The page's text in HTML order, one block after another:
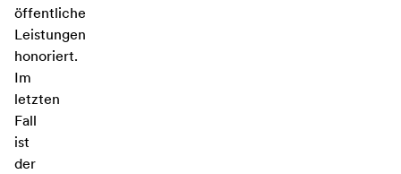
öffentliche
Leistungen
honoriert.
Im
letzten
Fall
ist
der